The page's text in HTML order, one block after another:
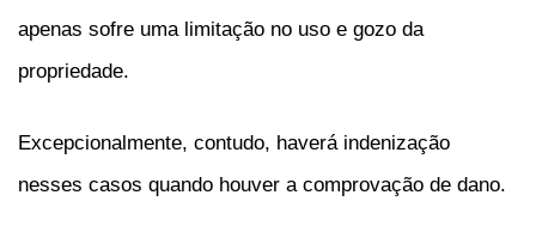
apenas sofre uma limitação no uso e gozo da
propriedade.
Excepcionalmente, contudo, haverá indenização
nesses casos quando houver a comprovação de dano.